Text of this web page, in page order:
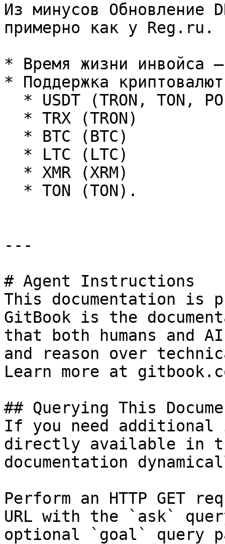
Из минусов Обновление
примерно как у Reg.ru.
* Время жизни инвойса
* Поддержка
---
# Agent Instructions
This documentation is
GitBook is the
that both humans and
and reason over
Learn more at
## Querying This
If you need
directly available in
documentation
Perform an HTTP GET
URL with the `ask`
optional `goal` query